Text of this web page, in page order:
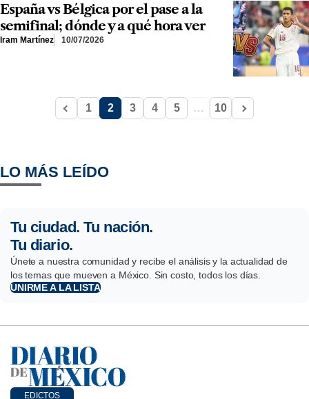
España vs Bélgica por el pase a la
semifinal; dónde y a qué hora ver
Iram Martínez 10/07/2026
1 2 3 4 5 … 10
LO MÁS LEÍDO
Tu ciudad. Tu nación.
Tu diario.
Únete a nuestra comunidad y recibe el análisis y la actualidad de
los temas que mueven a México. Sin costo, todos los días.
UNIRME A LA LISTA
EDICTOS